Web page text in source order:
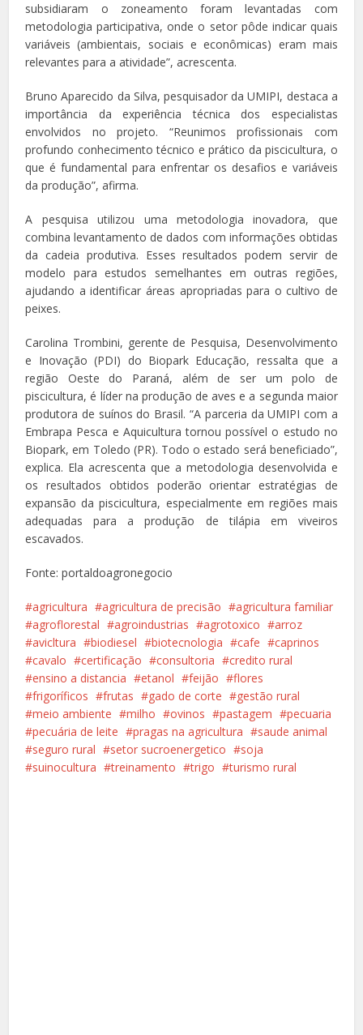
subsidiaram o zoneamento foram levantadas com
metodologia participativa, onde o setor pôde indicar quais
variáveis (ambientais, sociais e econômicas) eram mais
relevantes para a atividade”, acrescenta.
Bruno Aparecido da Silva, pesquisador da UMIPI, destaca a
importância da experiência técnica dos especialistas
envolvidos no projeto. “Reunimos profissionais com
profundo conhecimento técnico e prático da piscicultura, o
que é fundamental para enfrentar os desafios e variáveis
da produção”, afirma.
A pesquisa utilizou uma metodologia inovadora, que
combina levantamento de dados com informações obtidas
da cadeia produtiva. Esses resultados podem servir de
modelo para estudos semelhantes em outras regiões,
ajudando a identificar áreas apropriadas para o cultivo de
peixes.
Carolina Trombini, gerente de Pesquisa, Desenvolvimento
e Inovação (PDI) do Biopark Educação, ressalta que a
região Oeste do Paraná, além de ser um polo de
piscicultura, é líder na produção de aves e a segunda maior
produtora de suínos do Brasil. “A parceria da UMIPI com a
Embrapa Pesca e Aquicultura tornou possível o estudo no
Biopark, em Toledo (PR). Todo o estado será beneficiado”,
explica. Ela acrescenta que a metodologia desenvolvida e
os resultados obtidos poderão orientar estratégias de
expansão da piscicultura, especialmente em regiões mais
adequadas para a produção de tilápia em viveiros
escavados.
Fonte: portaldoagronegocio
agricultura agricultura de precisão
agricultura familiar
agroflorestal
agroindustrias agrotoxico
arroz
avicltura
biodiesel biotecnologia cafe
caprinos
cavalo
certificação consultoria
credito rural
ensino a distancia
etanol feijão
flores
frigoríficos
frutas gado de corte
gestão rural
meio ambiente
milho ovinos pastagem
pecuaria
pecuária de leite
pragas na agricultura
saude animal
seguro rural
setor sucroenergetico
soja
suinocultura
treinamento trigo turismo rural